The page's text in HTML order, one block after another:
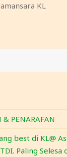
KL
& PENARAFAN
best di KL@
Paling Selesa